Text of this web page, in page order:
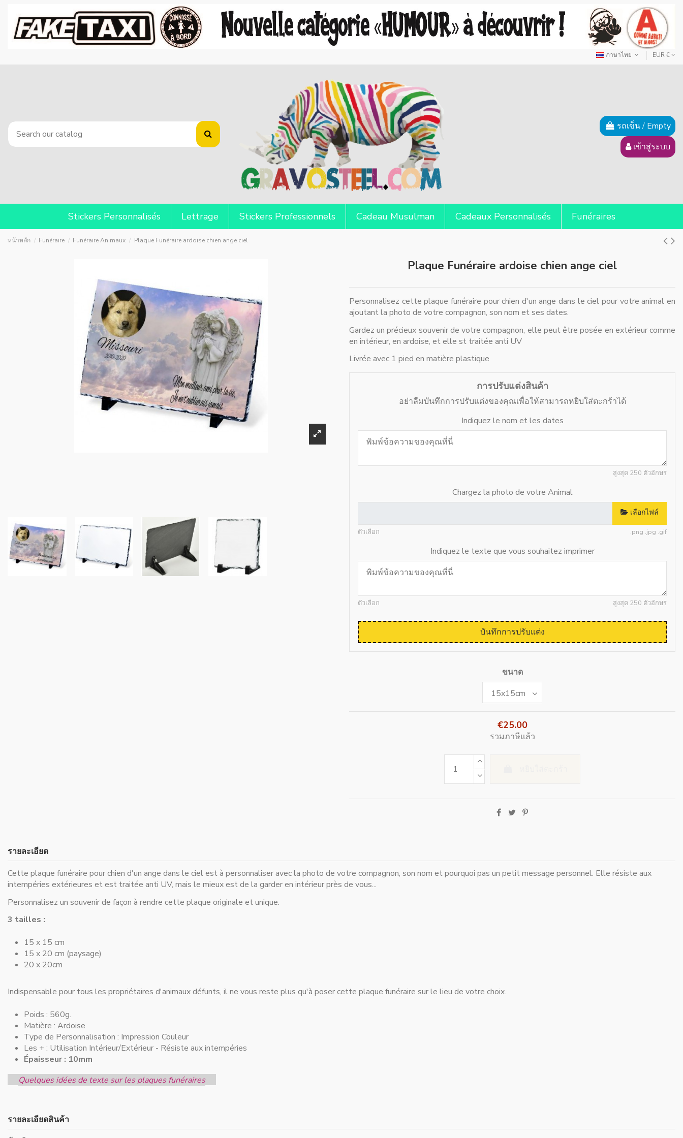
ภาษาไทย EUR €
รถเข็น/ Empty
เข้าสู่ระบบ
Stickers Personnalisés Lettrage Stickers Professionnels Cadeau Musulman Cadeaux Personnalisés Funéraires
หน้าหลัก Funéraire Funéraire Animaux Plaque Funéraire ardoise chien ange ciel
Plaque Funéraire ardoise chien ange ciel
Personnalisez cette plaque funéraire pour chien d'un ange dans le ciel pour votre animal en
ajoutant la photo de votre compagnon, son nom et ses dates.
Gardez un précieux souvenir de votre compagnon, elle peut être posée en extérieur comme
en intérieur, en ardoise, et elle st traitée anti UV
Livrée avec 1 pied en matière plastique
การปรับแต่งสินค้า
อย่าลืมบันทึกการปรับแต่งของคุณเพื่อให้สามารถหยิบใส่ตะกร้าได้
Indiquez le nom et les dates
สูงสุด 250 ตัวอักษร
Chargez la photo de votre Animal
เลือกไฟล์
ตัวเลือก .png .jpg .gif
Indiquez le texte que vous souhaitez imprimer
ตัวเลือก สูงสุด 250 ตัวอักษร
บันทึกการปรับแต่ง
ขนาด
€25.00
รวมภาษีแล้ว
รายละเอียด
Cette plaque funéraire pour chien d'un ange dans le ciel est à personnaliser avec la photo de votre compagnon, son nom et pourquoi pas un petit message personnel. Elle résiste aux
intempéries extérieures et est traitée anti UV, mais le mieux est de la garder en intérieur près de vous...
Personnalisez un souvenir de façon à rendre cette plaque originale et unique.
3 tailles :
15 x 15 cm
15 x 20 cm (paysage)
20 x 20cm
Indispensable pour tous les propriétaires d'animaux défunts, il ne vous reste plus qu'à poser cette plaque funéraire sur le lieu de votre choix.
Poids : 560g.
Matière : Ardoise
Type de Personnalisation : Impression Couleur
Les + : Utilisation Intérieur/Extérieur - Résiste aux intempéries
Épaisseur : 10mm
Quelques idées de texte sur les plaques funéraires
รายละเอียดสินค้า